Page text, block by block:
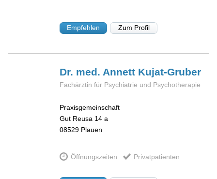
Empfehlen Zum Profil
Dr. med. Annett Kujat-Gruber
Fachärztin für Psychiatrie und Psychotherapie
Praxisgemeinschaft
Gut Reusa 14 a
08529 Plauen
Öffnungszeiten Privatpatienten